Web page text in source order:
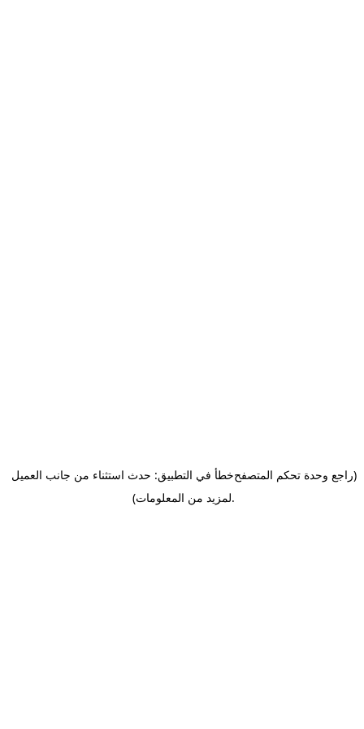
خطأ في التطبيق: حدث استثناء من جانب العميل(راجع وحدة تحكم المتصفح
لمزيد من المعلومات).